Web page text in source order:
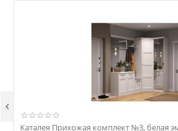
Каталея Прихожая комплект №3, белая
